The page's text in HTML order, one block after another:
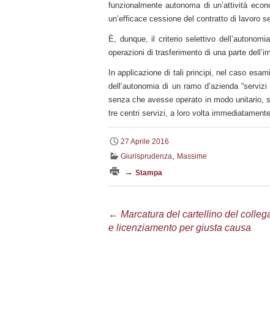
funzionalmente autonoma di un’attività
un’efficace cessione del contratto di lavoro
È, dunque, il criterio selettivo
operazioni di trasferimento di una parte
In applicazione di tali principi, nel caso
dell’autonomia di un ramo d’azienda
senza che avesse operato in modo unitario,
tre centri servizi, a loro volta
27 Aprile 2016
Giurisprudenza
Massime
→ Stampa
Navigazione
← Marcatura del cartellino del
e licenziamento per giusta causa